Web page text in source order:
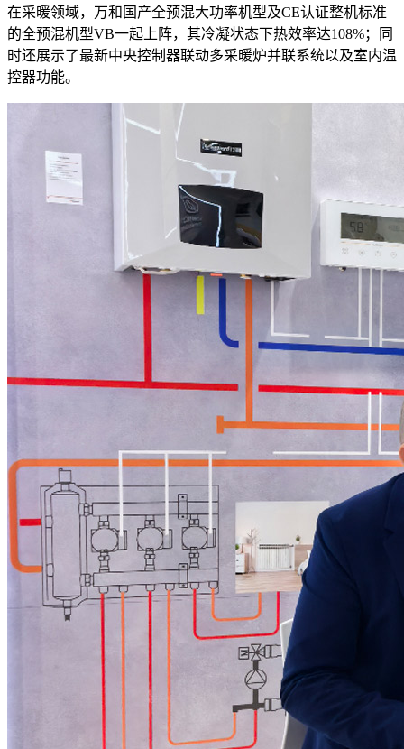
在采暖领域，万和国产全预混大功率机型及CE认证整机标准
的全预混机型VB一起上阵，其冷凝状态下热效率达108%；同
时还展示了最新中央控制器联动多采暖炉并联系统以及室内温
控器功能。